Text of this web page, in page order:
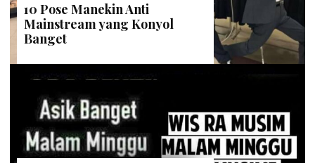
10 Pose Manekin Anti
Mainstream yang Konyol
Banget